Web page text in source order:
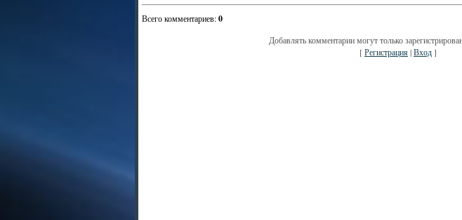
Всего комментариев:0
Добавлять комментарии могут только
[Регистрация|Вход]